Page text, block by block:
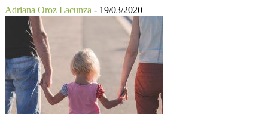
Adriana Oroz Lacunza - 19/03/2020